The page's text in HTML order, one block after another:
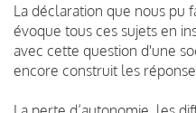
La déclaration que nous pu
évoque tous ces sujets en
avec cette question d'une
encore construit les